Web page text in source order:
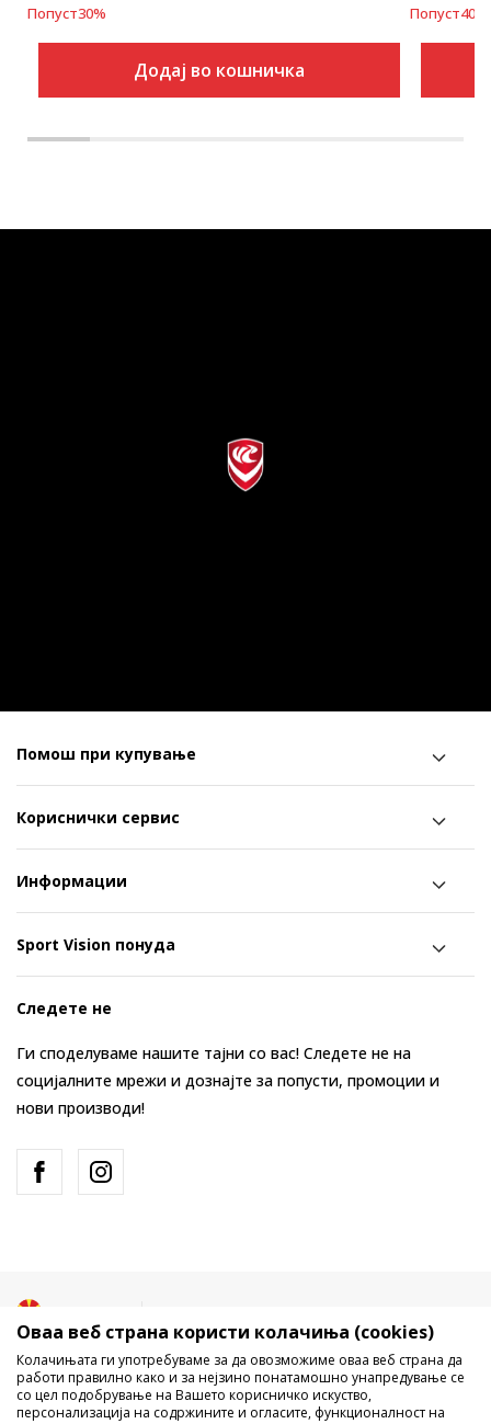
Попуст30%
Додај во кошничка
Попуст40
Помош при купување
Кориснички сервис
Информации
Sport Vision понуда
Следете не
Ги споделуваме нашите тајни со вас! Следете не на
социјалните мрежи и дознајте за попусти, промоции и
нови производи!
Оваа веб страна користи колачиња (cookies)
Колачињата ги употребуваме за да овозможиме оваа веб страна да
работи правилно како и за нејзино понатамошно унапредување се
со цел подобрување на Вашето корисничко искуство,
персонализација на содржините и огласите, функционалност на